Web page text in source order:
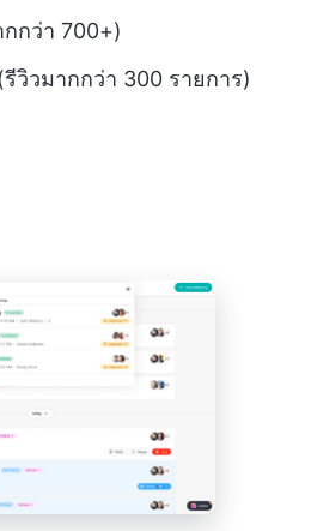
กว่า 700+)
วิวมากกว่า 300 รายการ)